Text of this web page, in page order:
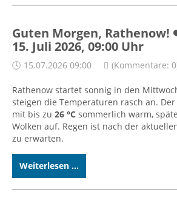
Guten Morgen,
15. Juli 2026, 09:00 Uhr
15.07.2026 09:00 (Kommentare:
Rathenow startet sonnig in den
steigen die Temperaturen rasch an.
mit bis zu 26 °C sommerlich warm,
Wolken auf. Regen ist nach der
zu erwarten.
Weiterlesen ...